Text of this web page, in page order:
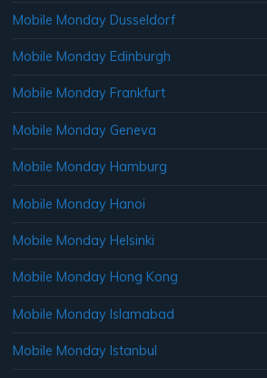
Mobile Monday Dusseldorf
Mobile Monday Edinburgh
Mobile Monday Frankfurt
Mobile Monday Geneva
Mobile Monday Hamburg
Mobile Monday Hanoi
Mobile Monday Helsinki
Mobile Monday Hong Kong
Mobile Monday Islamabad
Mobile Monday Istanbul